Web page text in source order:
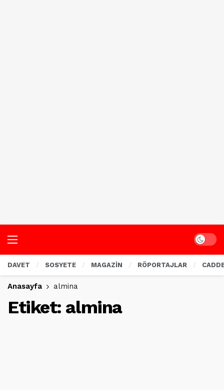
Dark
DAVET SOSYETE MAGAZİN RÖPORTAJLAR
Anasayfa almina
Etiket: almina